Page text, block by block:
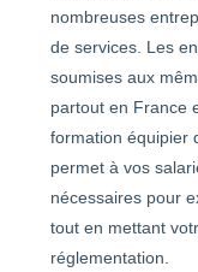
nombreuses
de services. Les
soumises aux
partout en France
formation équipier
permet à vos
nécessaires pour
tout en mettant
réglementation.